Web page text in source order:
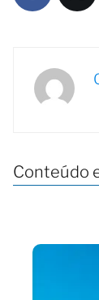
Conteúdo